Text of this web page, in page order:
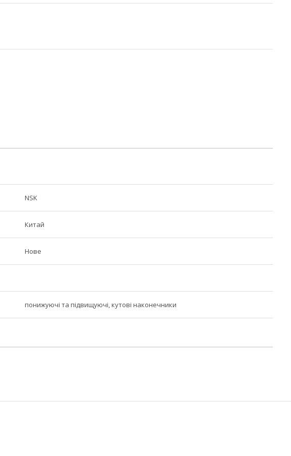
NSK
Китай
Нове
понижуючі та підвищуючі, кутові наконечники